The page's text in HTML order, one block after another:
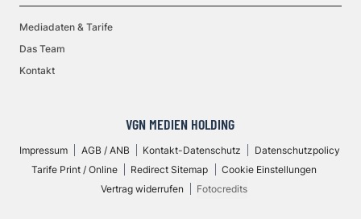
Mediadaten & Tarife
Das Team
Kontakt
VGN MEDIEN HOLDING
Impressum AGB / ANB Kontakt-Datenschutz
Datenschutzpolicy
Tarife Print / Online
Redirect Sitemap
Cookie Einstellungen
Vertrag widerrufen
Fotocredits